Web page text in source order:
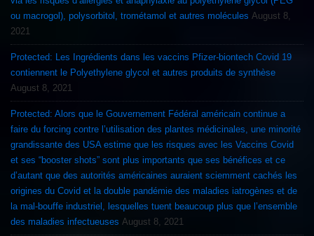
ou macrogol), polysorbitol, trométamol et autres molécules August 8,
2021
Protected: Les Ingrédients dans les vaccins Pfizer-biontech Covid 19
contiennent le Polyethylene glycol et autres produits de synthèse
August 8, 2021
Protected: Alors que le Gouvernement Fédéral américain continue a
faire du forcing contre l’utilisation des plantes médicinales, une minorité
grandissante des USA estime que les risques avec les Vaccins Covid
et ses “booster shots” sont plus importants que ses bénéfices et ce
d’autant que des autorités américaines auraient sciemment cachés les
origines du Covid et la double pandémie des maladies iatrogènes et de
la mal-bouffe industriel, lesquelles tuent beaucoup plus que l’ensemble
des maladies infectueuses August 8, 2021